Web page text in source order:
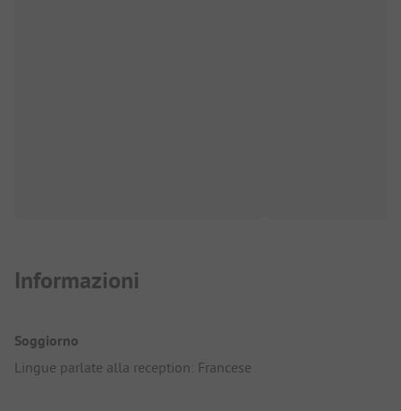
Informazioni
Soggiorno
Lingue parlate alla reception: Francese